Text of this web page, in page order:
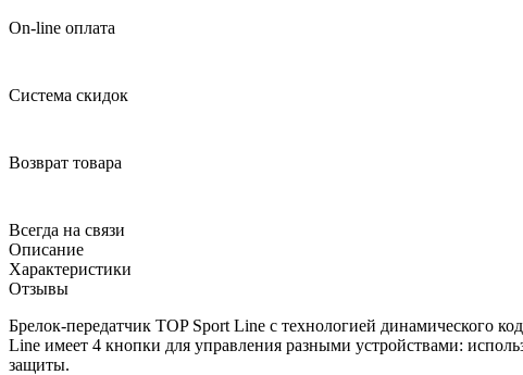
On-line оплата
Система скидок
Возврат товара
Всегда на связи
Описание
Характеристики
Отзывы
Брелок-передатчик TOP Sport Line с технологией динамического
Line имеет 4 кнопки для управления разными устройствами:
защиты.